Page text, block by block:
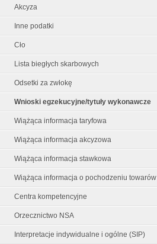
Akcyza
Inne podatki
Cło
Lista biegłych skarbowych
Odsetki za zwłokę
Wnioski egzekucyjne/tytuły wykonawcze
Wiążąca informacja taryfowa
Wiążąca informacja akcyzowa
Wiążąca informacja stawkowa
Wiążąca informacja o pochodzeniu towarów
Centra kompetencyjne
Orzecznictwo NSA
Interpretacje indywidualne i ogólne (SIP)